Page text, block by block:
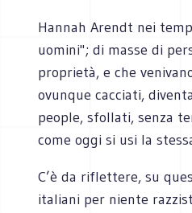
Hannah Arendt nei
uomini"; di masse di
proprietà, e che
ovunque cacciati,
people, sfollati, senza
come oggi si usi la
C’è da riflettere, su
italiani per niente